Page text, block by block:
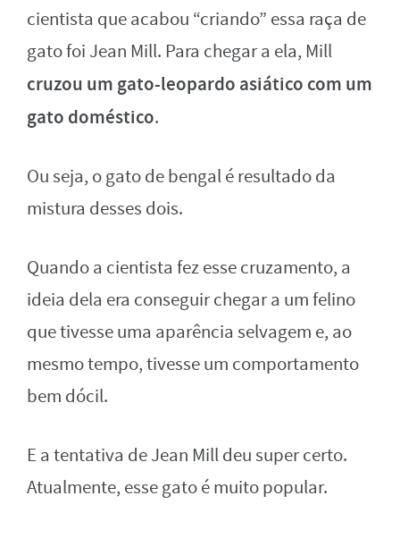
cientista que acabou “criando” essa raça de
gato foi Jean Mill. Para chegar a ela, Mill
cruzou um gato-leopardo asiático com um
gato doméstico.
Ou seja, o gato de bengal é resultado da
mistura desses dois.
Quando a cientista fez esse cruzamento, a
ideia dela era conseguir chegar a um felino
que tivesse uma aparência selvagem e, ao
mesmo tempo, tivesse um comportamento
bem dócil.
E a tentativa de Jean Mill deu super certo.
Atualmente, esse gato é muito popular.